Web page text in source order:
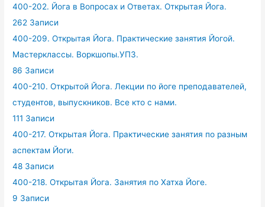
400-202. Йога в Вопросах и Ответах. Открытая Йога.
262 Записи
400-209. Открытая Йога. Практические занятия Йогой.
Мастерклассы. Воркшопы.УПЗ.
86 Записи
400-210. Открытой Йога. Лекции по йоге преподавателей,
студентов, выпускников. Все кто с нами.
111 Записи
400-217. Открытая Йога. Практические занятия по разным
аспектам Йоги.
48 Записи
400-218. Открытая Йога. Занятия по Хатха Йоге.
9 Записи